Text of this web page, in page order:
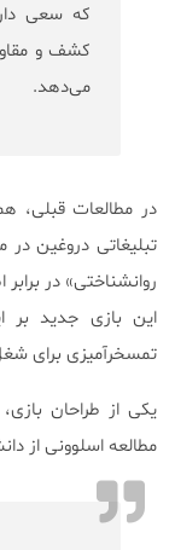
که سعی
کشف و
می‌دهد.
در مطالعات قبلی،
تبلیغاتی دروغین
روانشناختی» در
این بازی جدید بر
تمسخرآمیزی برای
مطالعه اسلوونی از